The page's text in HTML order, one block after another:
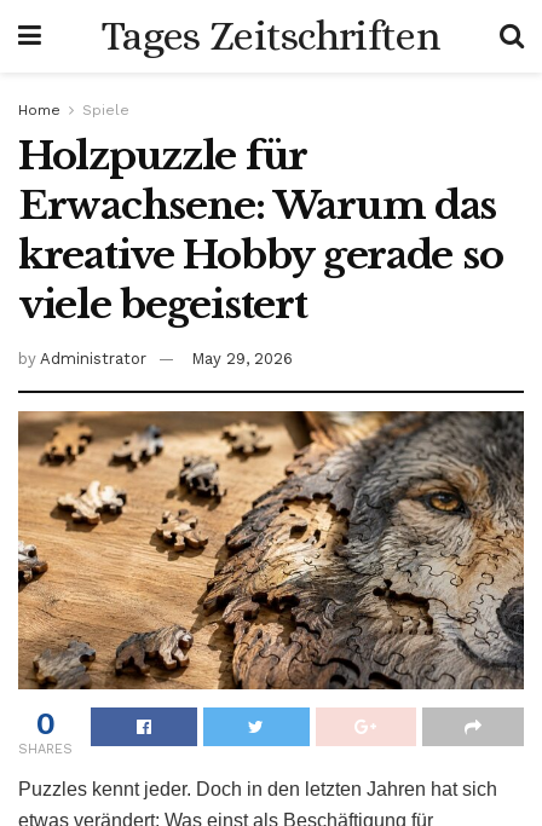
Tages Zeitschriften
Home Spiele
Holzpuzzle für
Erwachsene: Warum das
kreative Hobby gerade so
viele begeistert
by Administrator May 29, 2026
0
SHARES
Puzzles kennt jeder. Doch in den letzten Jahren hat sich
etwas verändert: Was einst als Beschäftigung für